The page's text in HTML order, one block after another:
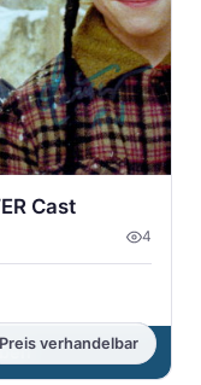
Preis verhandelbar
Cast
4